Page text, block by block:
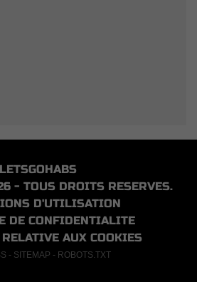
LETSGOHABS
- TOUS DROITS RESERVES.
D'UTILISATION
DE CONFIDENTIALITE
AUX COOKIES
- SITEMAP - ROBOTS.TXT